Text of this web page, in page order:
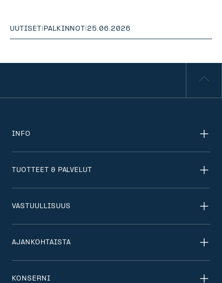
UUTISET | PALKINNOT |25.06.2026
INFO
TUOTTEET & PALVELUT
VASTUULLISUUS
AJANKOHTAISTA
KONSERNI